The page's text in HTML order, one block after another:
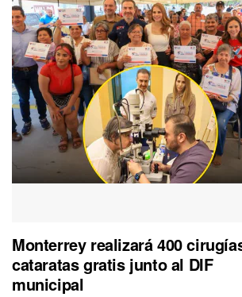
Monterrey realizará 400
cataratas gratis junto al DIF
municipal